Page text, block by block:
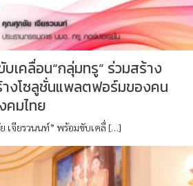
เคลื่อน“กลุ่มทรู” ร่วมสร้าง
างโซลูชั่นแพลตฟอร์มของคน
มไทย
เจียรวนนท์” พร้อมขับเคลื่ […]